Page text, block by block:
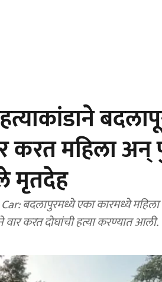
करत महिला
मृतदेह
बदलापुरमध्ये एका कारमध्ये
करत दोघांची हत्या करण्यात आली.